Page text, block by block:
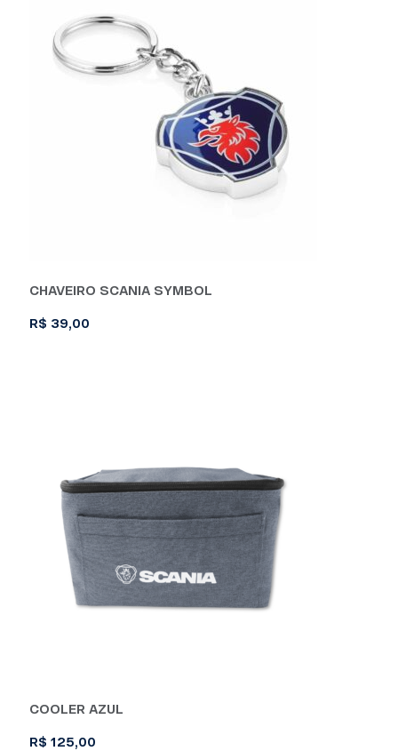
CHAVEIRO SCANIA SYMBOL
R$ 39,00
COOLER AZUL
R$ 125,00